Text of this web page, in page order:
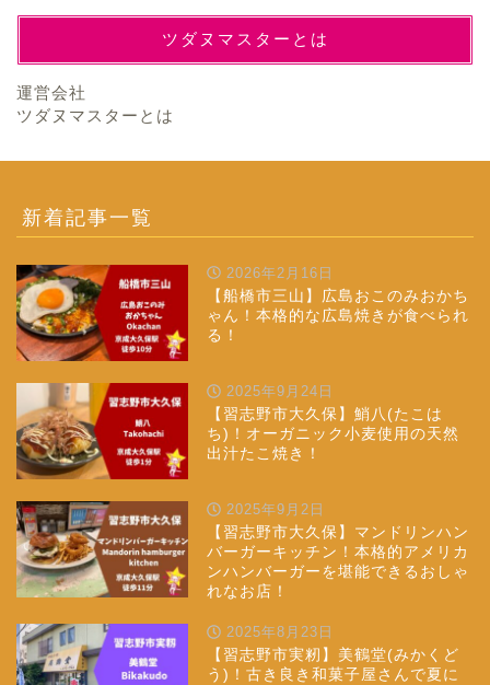
ツダヌマスターとは
運営会社
ツダヌマスターとは
新着記事一覧
2026年2月16日
【船橋市三山】広島おこのみおかち
ゃん！本格的な広島焼きが食べられ
る！
2025年9月24日
【習志野市大久保】鮹八(たこは
ち)！オーガニック小麦使用の天然
出汁たこ焼き！
2025年9月2日
【習志野市大久保】マンドリンハン
バーガーキッチン！本格的アメリカ
ンハンバーガーを堪能できるおしゃ
れなお店！
2025年8月23日
【習志野市実籾】美鶴堂(みかくど
う)！古き良き和菓子屋さんで夏に